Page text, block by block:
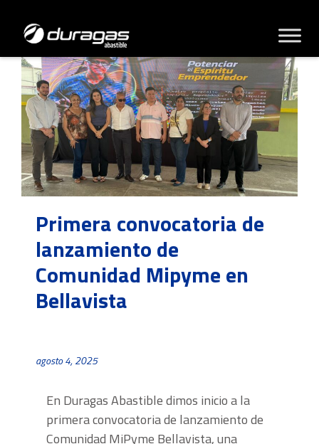
Primera convocatoria de
lanzamiento de
Comunidad Mipyme en
Bellavista
agosto 4, 2025
En Duragas Abastible dimos inicio a la
primera convocatoria de lanzamiento de
Comunidad MiPyme Bellavista, una